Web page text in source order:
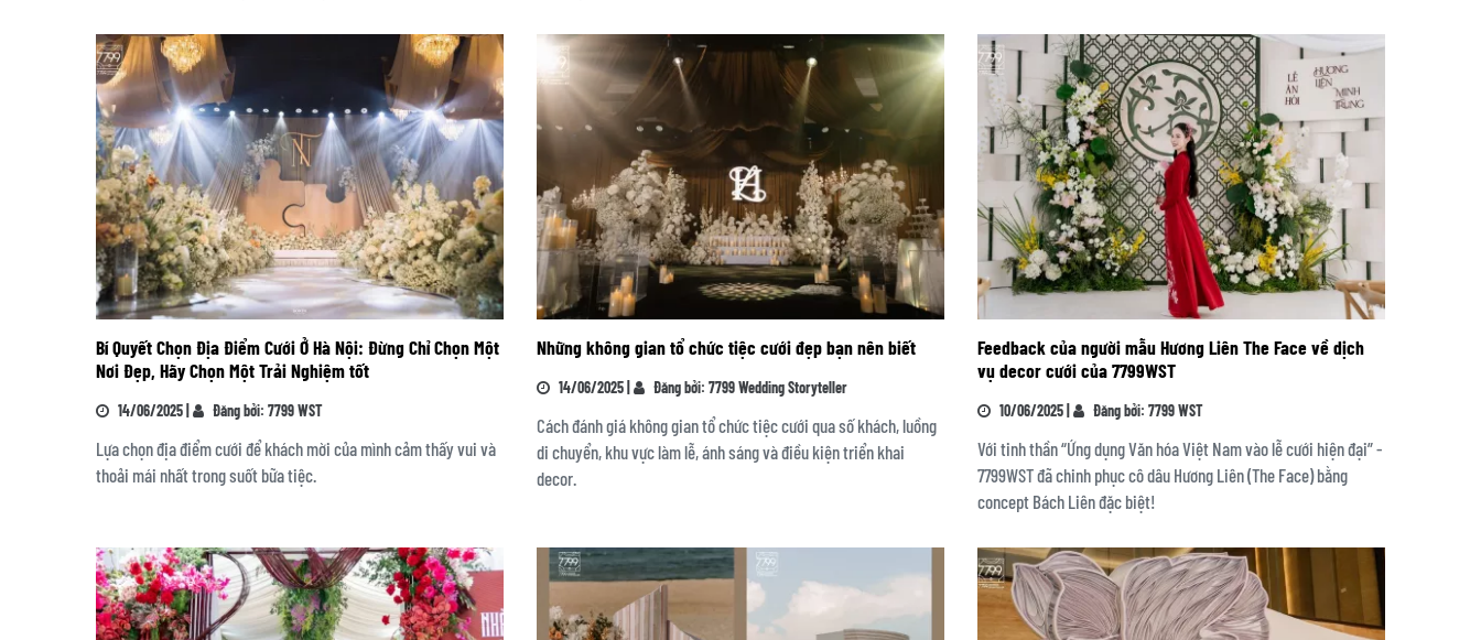
Bí Quyết Chọn Địa Điểm Cưới Ở Hà Nội: Đừng Chỉ Chọn Một
Nơi Đẹp, Hãy Chọn Một Trải Nghiệm tốt
14/06/2025 | Đăng bởi: 7799 WST
Lựa chọn địa điểm cưới để khách mời của mình cảm thấy vui và
thoải mái nhất trong suốt bữa tiệc.
Những không gian tổ chức tiệc cưới đẹp bạn nên biết
14/06/2025 | Đăng bởi: 7799 Wedding Storyteller
Cách đánh giá không gian tổ chức tiệc cưới qua số khách, luồng
di chuyển, khu vực làm lễ, ánh sáng và điều kiện triển khai
decor.
Feedback của người mẫu Hương Liên The Face về dịch
vụ decor cưới của 7799WST
10/06/2025 | Đăng bởi: 7799 WST
Với tinh thần “Ứng dụng Văn hóa Việt Nam vào lễ cưới hiện đại” -
7799WST đã chinh phục cô dâu Hương Liên (The Face) bằng
concept Bách Liên đặc biệt!